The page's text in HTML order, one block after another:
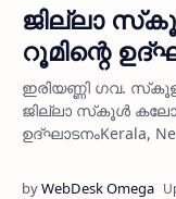
ജില്ലാ
റൂമിന്റെ
ഇരിയണ്ണി ഗവ.
ജില്ലാ സ്‌കൂള്‍
ഉദ്ഘാടനംKerala,